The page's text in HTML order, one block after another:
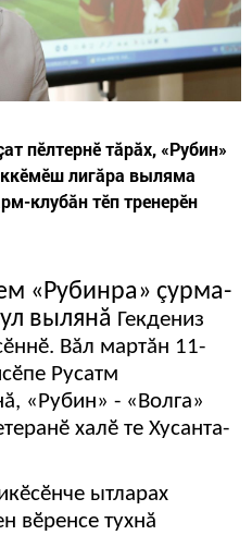
пӗлтернӗ тăрăх, «Рубин»
лигăра выляма
клубăн тӗп тренерӗн
«Рубинра» çурма-
вылянă Гекдениз
Вăл мартăн 11-
Русатм
«Рубин» - «Волга»
халӗ те Хусанта-
ытларах
вӗренсе тухнă